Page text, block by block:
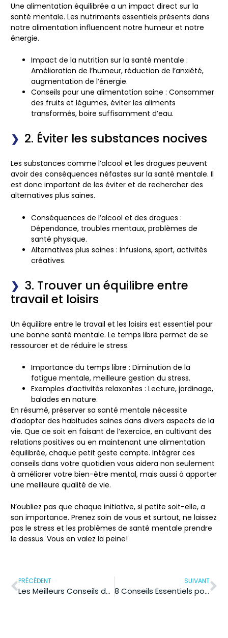
Une alimentation équilibrée a un impact direct sur la
santé mentale. Les nutriments essentiels présents dans
notre alimentation influencent notre humeur et notre
énergie.
Impact de la nutrition sur la santé mentale :
Amélioration de l’humeur, réduction de l’anxiété,
augmentation de l’énergie.
Conseils pour une alimentation saine : Consommer
des fruits et légumes, éviter les aliments
transformés, boire suffisamment d’eau.
2. Éviter les substances nocives
Les substances comme l’alcool et les drogues peuvent
avoir des conséquences néfastes sur la santé mentale. Il
est donc important de les éviter et de rechercher des
alternatives plus saines.
Conséquences de l’alcool et des drogues :
Dépendance, troubles mentaux, problèmes de
santé physique.
Alternatives plus saines : Infusions, sport, activités
créatives.
3. Trouver un équilibre entre
travail et loisirs
Un équilibre entre le travail et les loisirs est essentiel pour
une bonne santé mentale. Le temps libre permet de se
ressourcer et de réduire le stress.
Importance du temps libre : Diminution de la
fatigue mentale, meilleure gestion du stress.
Exemples d’activités relaxantes : Lecture, jardinage,
balades en nature.
En résumé, préserver sa santé mentale nécessite
d’adopter des habitudes saines dans divers aspects de la
vie. Que ce soit en faisant de l’exercice, en cultivant des
relations positives ou en maintenant une alimentation
équilibrée, chaque petit geste compte. Intégrer ces
conseils dans votre quotidien vous aidera non seulement
à améliorer votre bien-être mental, mais aussi à apporter
une meilleure qualité de vie.
N’oubliez pas que chaque initiative, si petite soit-elle, a
son importance. Prenez soin de vous et surtout, ne laissez
pas le stress et les problèmes de santé mentale prendre
le dessus. Vous en valez la peine!
PRÉCÉDENT
Les Meilleurs Conseils de Soins de la Peau pour une Santé Éclatante
SUIVANT
8 Conseils Essentiels pour Rester Actif et Améliorer Votre Santé au Quotidien